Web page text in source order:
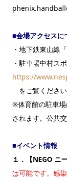
■会場アクセスに
・地下鉄東山線
・駐車場中村ス
https://
をご覧ください
※体育館の駐車
されます。公共
■イベント情報
１．【NEGO ニ
は可能です。感